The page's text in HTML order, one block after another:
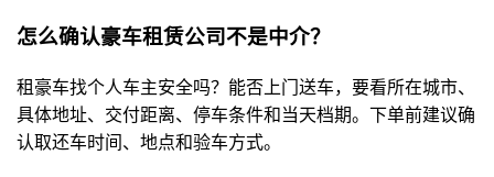
怎么确认豪车租赁公司不是中介？
租豪车找个人车主安全吗？能否上门送车，要看所在城市、
具体地址、交付距离、停车条件和当天档期。下单前建议确
认取还车时间、地点和验车方式。